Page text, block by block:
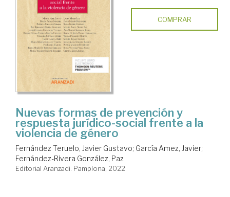
COMPRAR
Nuevas formas de prevención y
respuesta jurídico-social frente a la
violencia de género
Fernández Teruelo, Javier Gustavo; García Amez, Javier;
Fernández-Rivera González, Paz
Editorial Aranzadi. Pamplona, 2022